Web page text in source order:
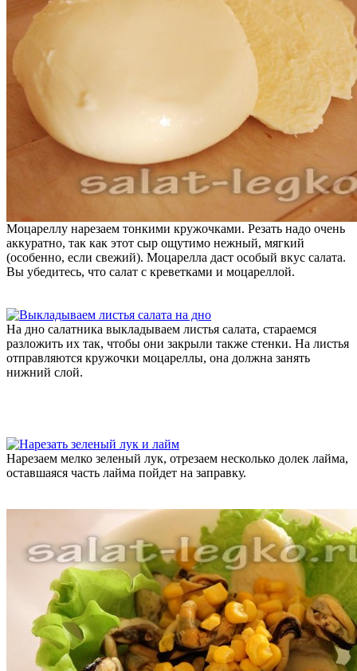
Моцареллу нарезаем тонкими кружочками. Резать надо очень
аккуратно, так как этот сыр ощутимо нежный, мягкий
(особенно, если свежий). Моцарелла даст особый вкус салата.
Вы убедитесь, что салат с креветками и моцареллой.
На дно салатника выкладываем листья салата, стараемся
разложить их так, чтобы они закрыли также стенки. На листья
отправляются кружочки моцареллы, она должна занять
нижний слой.
Нарезаем мелко зеленый лук, отрезаем несколько долек лайма,
оставшаяся часть лайма пойдет на заправку.